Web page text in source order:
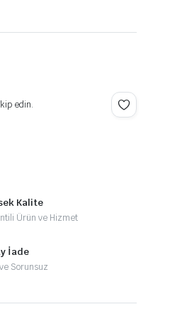
edin.
Kalite
Ürün ve Hizmet
İade
ve Sorunsuz